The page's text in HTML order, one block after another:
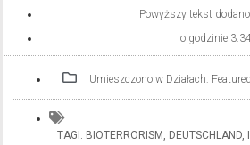
Powyższy tekst
o godzinie
Umieszczono w Działach: Featured
TAGI: BIOTERRORISM , DEUTSCHLAND,